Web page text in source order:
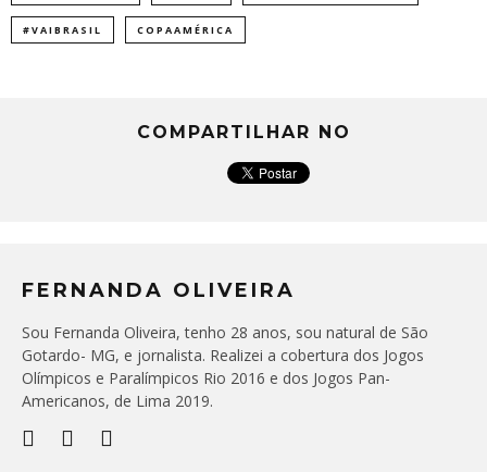
#VAIBRASIL COPAAMÉRICA
COMPARTILHAR NO
FERNANDA OLIVEIRA
Sou Fernanda Oliveira, tenho 28 anos, sou natural de São
Gotardo- MG, e jornalista. Realizei a cobertura dos Jogos
Olímpicos e Paralímpicos Rio 2016 e dos Jogos Pan-
Americanos, de Lima 2019.